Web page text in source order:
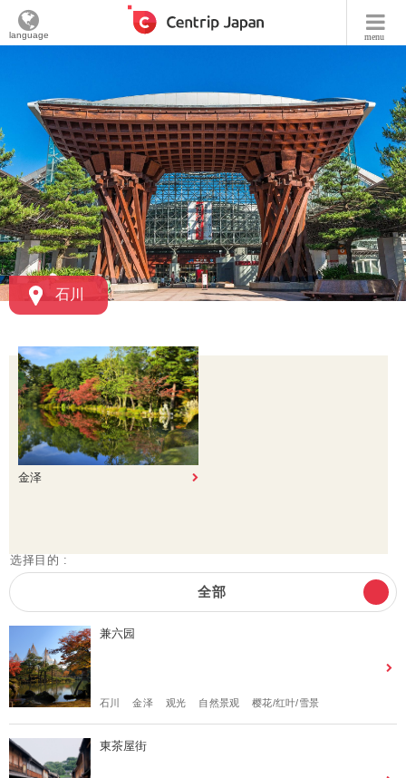
menu
language
石川
金泽
选择目的 :
全部
兼六园
石川 金泽 观光 自然景观 樱花/红叶/雪景
東茶屋街